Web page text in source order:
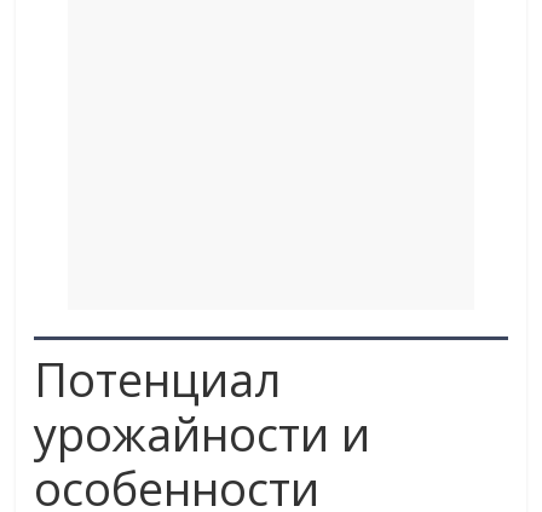
Потенциал
урожайности и
особенности